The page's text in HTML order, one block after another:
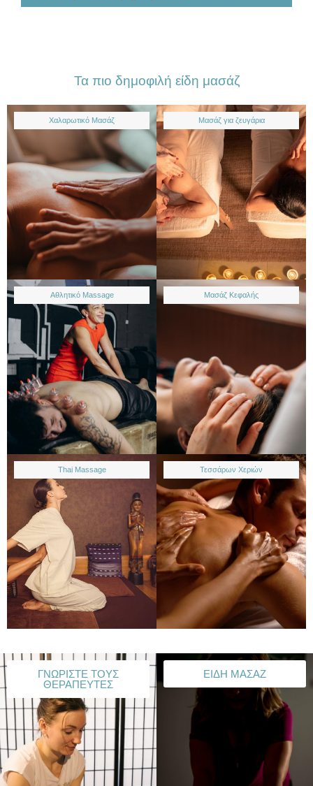
Τα πιο δημοφιλή είδη μασάζ
Χαλαρωτικό Μασάζ Μασάζ για ζευγάρια
Αθλητικό Massage Μασάζ Κεφαλής
Thai Massage Τεσσάρων Χεριών
ΓΝΩΡΙΣΤΕ ΤΟΥΣ
ΘΕΡΑΠΕΥΤΕΣ
ΕΙΔΗ ΜΑΣΑΖ